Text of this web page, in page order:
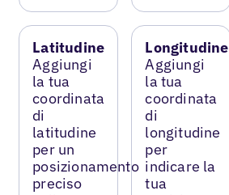
Latitudine
Aggiungi
la tua
coordinata
di
latitudine
per un
posizionamento
preciso
Longitudine
Aggiungi
la tua
coordinata
di
longitudine
per
indicare la
tua